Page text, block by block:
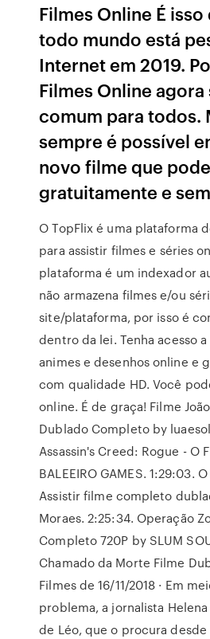
Filmes Online É isso
todo mundo está
Internet em 2019.
Filmes Online
comum para todos.
sempre é possível
novo filme que
gratuitamente e
O TopFlix é uma plataforma
para assistir filmes e séries
plataforma é um indexador
não armazena filmes e/ou
site/plataforma, por isso é
dentro da lei. Tenha acesso
animes e desenhos online e
com qualidade HD. Você
online. É de graça! Filme
Dublado Completo by
Assassin's Creed: Rogue - O
BALEEIRO GAMES. 1:29:03.
Assistir filme completo
Moraes. 2:25:34. Operação
Completo 720P by SLUM
Chamado da Morte Filme
Filmes de 16/11/2018 · Em
problema, a jornalista
de Léo, que o procura